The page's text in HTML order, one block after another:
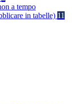
a tempo
in tabelle) 11